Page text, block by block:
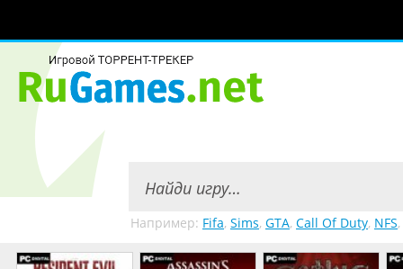
Например: Fifa, Sims, GTA, Call Of Duty, NFS,